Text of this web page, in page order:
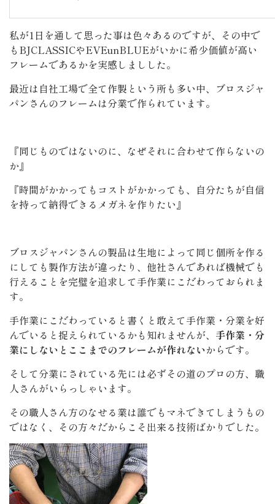
私が1日を通して思った事は色々あるのですが、その中で
もBJCLASSICやEVEunBLUEがいかに希少価値が高い
フレームであるかを実感しましした。
最近は自社工場で全て作製という所も多い中、ブロスジャ
パンさんのフレームは分業で作られています。
『同じものではないのに、なぜそれに合わせて作らないの
か』
『時間がかかってもコストがかかっても、自分たちが自信
を持って納得できるメガネを作りたい』
ブロスジャパンさんの製品は生地によって同じ個所を作る
にしても製作方法が違ったり、他社さんであれば機械でも
行えることを完璧を追求して手作業にこだわっておられま
す。
手作業にこだわっていると書くと敢えて手作業・分業を好
んでいると捉えられているかも知れませんが、 手作業・分
業にしないとここまでのフレームが作れないからです。
そして分業にされている先には必ずその道のプロの方、職
人さんがいらっしゃいます。
その職人さん方のなせる業は誰でもマネできてしまうもの
ではなく、その方々だからこそ出来る技術ばかりでした。